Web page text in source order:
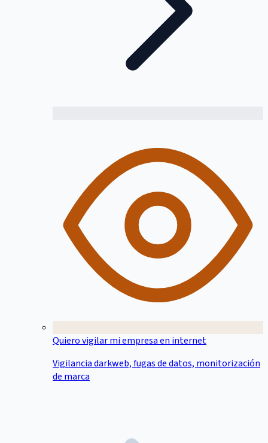
Quiero vigilar mi empresa en internet
Vigilancia darkweb, fugas de datos, monitorización
de marca